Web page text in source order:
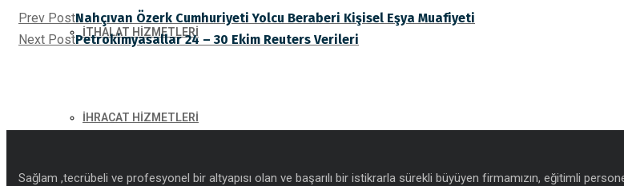
İTHALAT HİZMETLERİ
İHRACAT HİZMETLERİ
Prev PostNahçıvan Özerk Cumhuriyeti Yolcu Beraberi Kişisel Eşya Muafiyeti
Next PostPetrokimyasallar 24 – 30 Ekim Reuters Verileri
Sağlam ,tecrübeli ve profesyonel bir altyapısı olan ve başarılı bir istikrarla sürekli büyüyen firmamızın, eğitimli